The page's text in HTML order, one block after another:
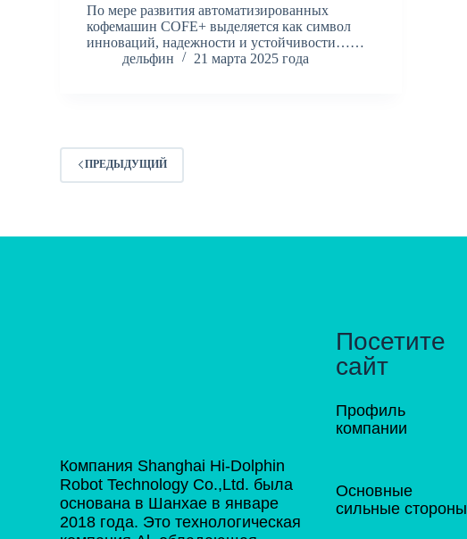
По мере развития автоматизированных
кофемашин COFE+ выделяется как символ
инноваций, надежности и устойчивости……
дельфин
21 марта 2025 года
ПРЕДЫДУЩИЙ
Компания Shanghai Hi-Dolphin
Robot Technology Co.,Ltd. была
основана в Шанхае в январе
2018 года. Это технологическая
Посетите
сайт
Профиль
компании
Основные
сильные стороны